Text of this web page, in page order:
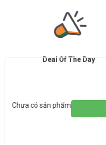
Deal Of The Day
Chưa có sản phẩm